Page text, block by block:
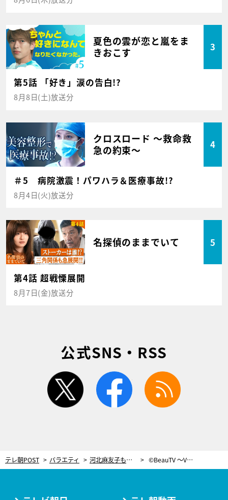
夏色の雲が恋と嵐をま
きおこす
3
第5話 「好き」涙の告白!?
8月8日(土)放送分
クロスロード ～救命救
急の約束～
4
＃5 病院激震！パワハラ＆医療事故!?
8月4日(火)放送分
名探偵のままでいて 5
第4話 超戦慄展開
8月7日(金)放送分
公式SNS・RSS
twitter facebook
テレ朝POST バラエティ 河北麻友子も驚き！あの“文房具”を使う、キレイ＆簡単な「チェック柄ネイル」 ©BeauTV ～VOCE